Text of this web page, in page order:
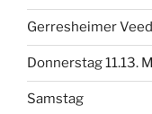
Gerresheimer
Donnerstag 11.13.
Samstag